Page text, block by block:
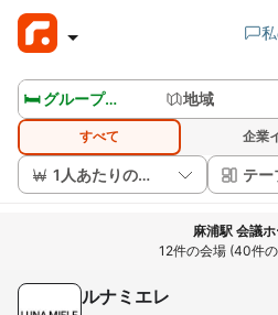
🛏️ グループルームを見る 地域
すべて 企業
1人あたりの価格
麻浦駅 会議
12件の会場 (40件
ルナミエレ